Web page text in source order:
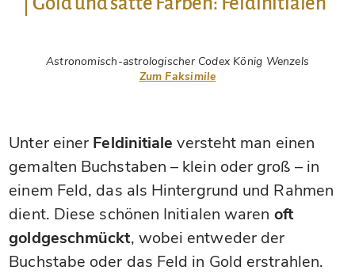
Astronomisch-astrologischer Codex König Wenzels
Zum Faksimile
Unter einer Feldinitiale versteht man einen
gemalten Buchstaben – klein oder groß – in
einem Feld, das als Hintergrund und Rahmen
dient. Diese schönen Initialen waren oft
goldgeschmückt, wobei entweder der
Buchstabe oder das Feld in Gold erstrahlen.